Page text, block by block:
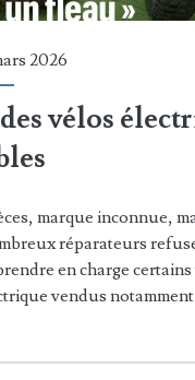
2026
vélos
marque inconnue,
réparateurs
en charge
vendus